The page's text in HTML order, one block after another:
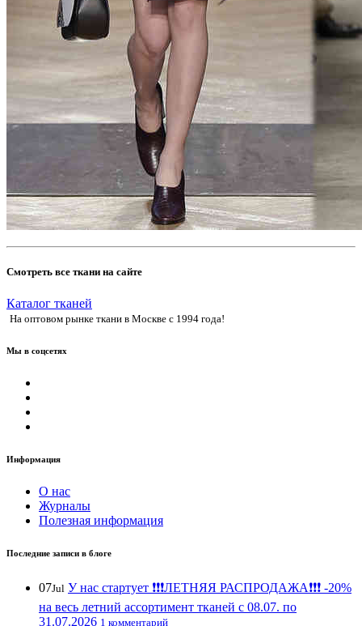
Смотреть все ткани на сайте
Каталог тканей
На оптовом рынке ткани в Москве с 1994 года!
Мы в соцсетях
Информация
О нас
Журналы
Полезная информация
Последние записи в блоге
07Jul У нас стартует ❗️❗️❗️ЛЕТНЯЯ РАСПРОДАЖА❗️❗️❗️ -20%
на весь летний ассортимент тканей с 08.07. по
31.07.2026 1 комментарий